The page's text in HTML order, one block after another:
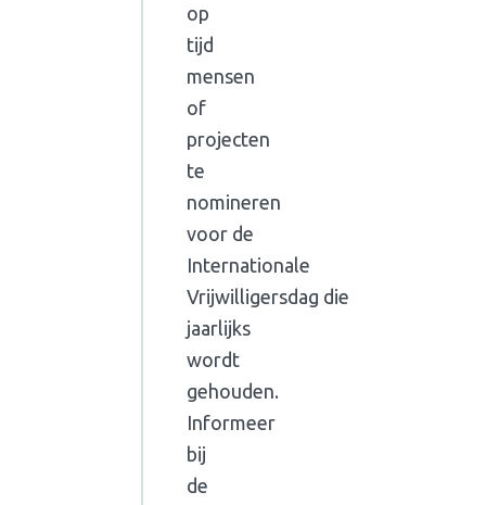
op
tijd
mensen
of
projecten
te
nomineren
voor de
Internationale
Vrijwilligersdag die
jaarlijks
wordt
gehouden.
Informeer
bij
de